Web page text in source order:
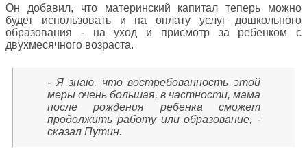
Он добавил, что материнский капитал теперь можно
будет использовать и на оплату услуг дошкольного
образования - на уход и присмотр за ребенком с
двухмесячного возраста.
- Я знаю, что востребованность этой
меры очень большая, в частности, мама
после рождения ребенка сможет
продолжить работу или образование, -
сказал Путин.